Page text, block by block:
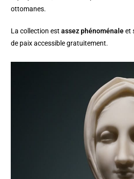
ottomanes.
La collection estassez phénoménaleet
de paix accessible gratuitement.